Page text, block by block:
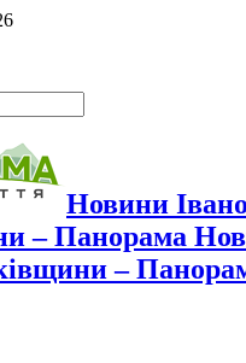
Новини
– Панорама
–